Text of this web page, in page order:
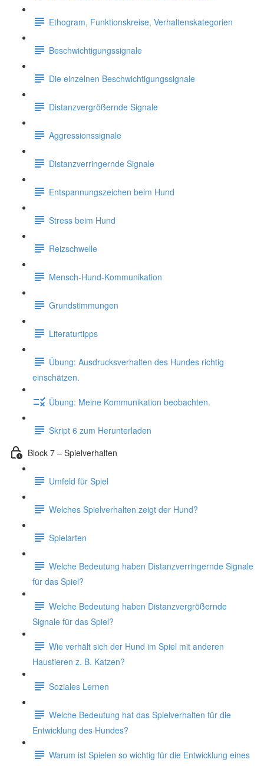
Ethogram, Funktionskreise, Verhaltenskategorien
Beschwichtigungssignale
Die einzelnen Beschwichtigungssignale
Distanzvergrößernde Signale
Aggressionssignale
Distanzverringernde Signale
Entspannungszeichen beim Hund
Stress beim Hund
Reizschwelle
Mensch-Hund-Kommunikation
Grundstimmungen
Literaturtipps
Übung: Ausdrucksverhalten des Hundes richtig
einschätzen.
Übung: Meine Kommunikation beobachten.
Skript 6 zum Herunterladen
Block 7 – Spielverhalten
Umfeld für Spiel
Welches Spielverhalten zeigt der Hund?
Spielarten
Welche Bedeutung haben Distanzverringernde Signale
für das Spiel?
Welche Bedeutung haben Distanzvergrößernde
Signale für das Spiel?
Wie verhält sich der Hund im Spiel mit anderen
Haustieren z. B. Katzen?
Soziales Lernen
Welche Bedeutung hat das Spielverhalten für die
Entwicklung des Hundes?
Warum ist Spielen so wichtig für die Entwicklung eines